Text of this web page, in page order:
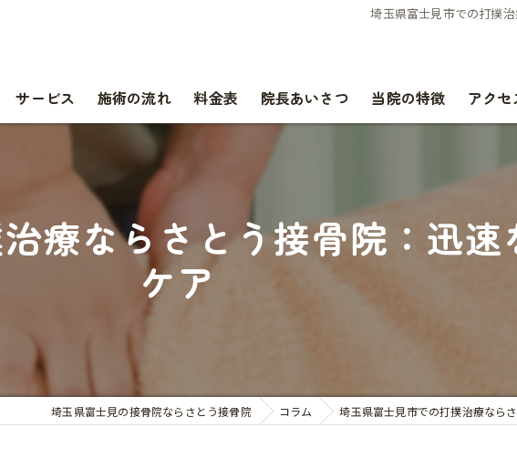
埼玉県富士見市での打撲
サービス 施術の流れ 料金表 院長あいさつ 当院の特徴
肩こり
アクセ
療ならさとう接骨院：迅速
ケア
埼玉県富士見の接骨院ならさとう接骨院 コラム 埼玉県富士見市での打撲治療なら